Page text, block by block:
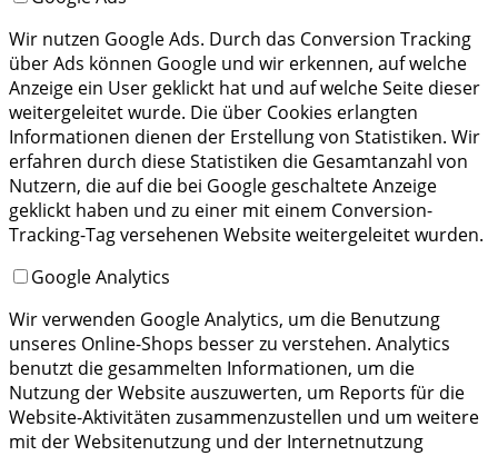
Wir nutzen Google Ads. Durch das Conversion Tracking
über Ads können Google und wir erkennen, auf welche
Anzeige ein User geklickt hat und auf welche Seite dieser
weitergeleitet wurde. Die über Cookies erlangten
Informationen dienen der Erstellung von Statistiken. Wir
erfahren durch diese Statistiken die Gesamtanzahl von
Nutzern, die auf die bei Google geschaltete Anzeige
geklickt haben und zu einer mit einem Conversion-
Tracking-Tag versehenen Website weitergeleitet wurden.
Google Analytics
Wir verwenden Google Analytics, um die Benutzung
unseres Online-Shops besser zu verstehen. Analytics
benutzt die gesammelten Informationen, um die
Nutzung der Website auszuwerten, um Reports für die
Website-Aktivitäten zusammenzustellen und um weitere
mit der Websitenutzung und der Internetnutzung